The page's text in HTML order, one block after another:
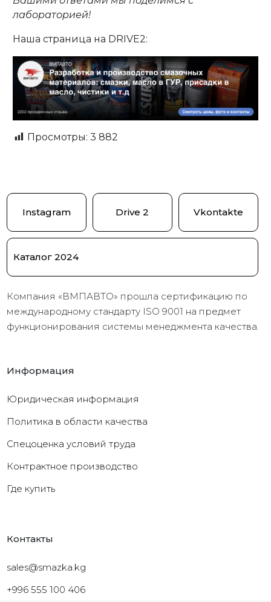
лабораторией!
Наша страница на DRIVE2:
Просмотры:3 882
Instagram Drive 2 Vkontakte
Каталог 2024
Компания «ВМПАВТО» прошла сертификацию по
международному стандарту ISO 9001 на предмет
функционирования системы менеджмента качества.
Информация
Юридическая информация
Политика в области качества
Cпецоценка условий труда
Контрактное производство
Где купить
Контакты
sales@smazka.kg
+996 555 100 406